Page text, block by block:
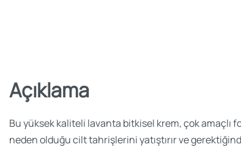
Açıklama
Bu yüksek kaliteli lavanta bitkisel krem, çok amaçlı
neden olduğu cilt tahrişlerini yatıştırır ve